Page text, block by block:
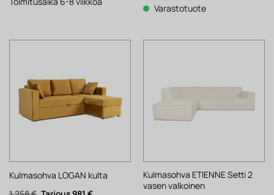
142 €. 671 €. 1
251 €.
Varastotuote
Kulmasohva LOGAN kulta
Kulmasohva ETIENNE Setti 2
vasen valkoinen